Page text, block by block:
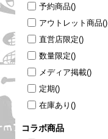
予約商品()
アウトレット商品()
直営店限定()
数量限定()
メディア掲載()
定期()
在庫あり ()
コラボ商品